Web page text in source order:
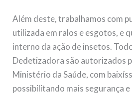
Além deste, trabalhamos com
utilizada em ralos e esgotos, e
interno da ação de insetos.
Dedetizadora são autorizados
Ministério da Saúde, com
possibilitando mais segurança e